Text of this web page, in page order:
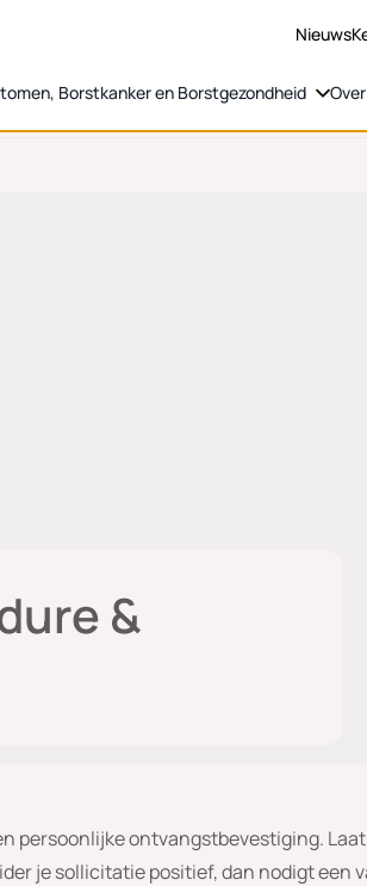
Nieuws
Borstkanker en Borstgezondheid
&
persoonlijke ontvangstbevestiging.
je sollicitatie positief, dan nodigt een